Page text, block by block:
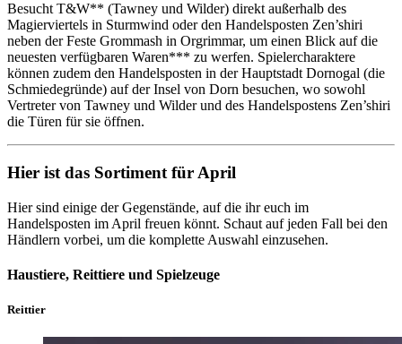
Besucht T&W** (Tawney und Wilder) direkt außerhalb des
Magierviertels in Sturmwind oder den Handelsposten Zen’shiri
neben der Feste Grommash in Orgrimmar, um einen Blick auf die
neuesten verfügbaren Waren*** zu werfen. Spielercharaktere
können zudem den Handelsposten in der Hauptstadt Dornogal (die
Schmiedegründe) auf der Insel von Dorn besuchen, wo sowohl
Vertreter von Tawney und Wilder und des Handelspostens Zen’shiri
die Türen für sie öffnen.
Hier ist das Sortiment für April
Hier sind einige der Gegenstände, auf die ihr euch im
Handelsposten im April freuen könnt. Schaut auf jeden Fall bei den
Händlern vorbei, um die komplette Auswahl einzusehen.
Haustiere, Reittiere und Spielzeuge
Reittier